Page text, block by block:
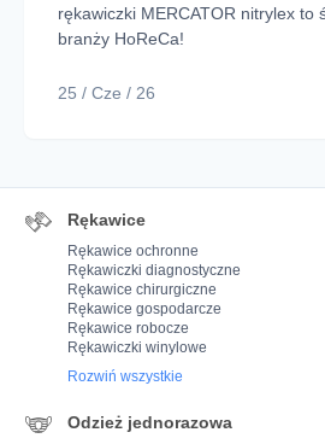
rękawiczki MERCATOR nitrylex to
branży HoReCa!
25 / Cze / 26
Rękawice
Rękawice ochronne
Rękawiczki diagnostyczne
Rękawice chirurgiczne
Rękawice gospodarcze
Rękawice robocze
Rękawiczki winylowe
Rozwiń wszystkie
Odzież jednorazowa